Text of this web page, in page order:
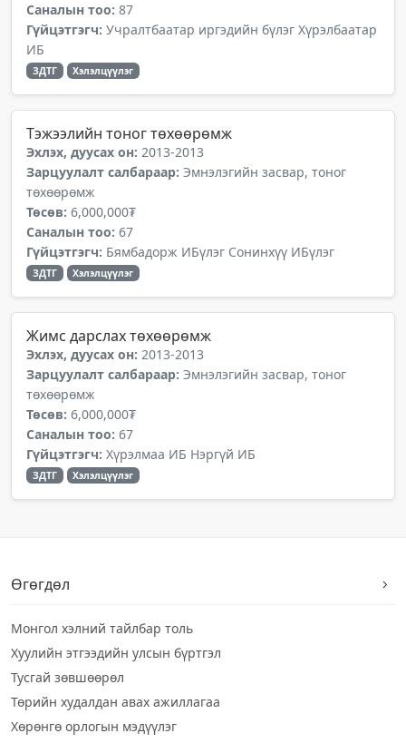
Саналын тоо: 87
Гүйцэтгэгч: Учралтбаатар иргэдийн бүлэг Хүрэлбаатар
ИБ
ЗДТГ Хэлэлцүүлэг
Тэжээлийн тоног төхөөрөмж
Эхлэх, дуусах он: 2013-2013
Зарцуулалт салбараар: Эмнэлэгийн засвар, тоног
төхөөрөмж
Төсөв: 6,000,000₮
Саналын тоо: 67
Гүйцэтгэгч: Бямбадорж ИБүлэг Сонинхүү ИБүлэг
ЗДТГ Хэлэлцүүлэг
Жимс дарслах төхөөрөмж
Эхлэх, дуусах он: 2013-2013
Зарцуулалт салбараар: Эмнэлэгийн засвар, тоног
төхөөрөмж
Төсөв: 6,000,000₮
Саналын тоо: 67
Гүйцэтгэгч: Хүрэлмаа ИБ Нэргүй ИБ
ЗДТГ Хэлэлцүүлэг
Өгөгдөл
Монгол хэлний тайлбар толь
Хуулийн этгээдийн улсын бүртгэл
Тусгай зөвшөөрөл
Төрийн худалдан авах ажиллагаа
Хөрөнгө орлогын мэдүүлэг